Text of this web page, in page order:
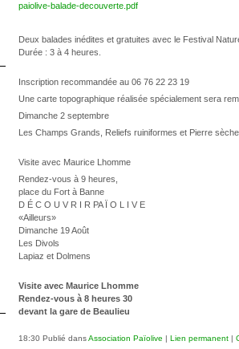
paiolive-balade-decouverte.pdf
Deux balades inédites et gratuites avec le Festival
Durée : 3 à 4 heures.
Inscription recommandée au 06 76 22 23 19
Une carte topographique réalisée spécialement sera
Dimanche 2 septembre
Les Champs Grands, Reliefs ruiniformes et Pierre sèche
Visite avec Maurice Lhomme
Rendez-vous à 9 heures,
place du Fort à Banne
D É C O U V R I R PA Ï O L I V E
«Ailleurs»
Dimanche 19 Août
Les Divols
Lapiaz et Dolmens
Visite avec Maurice Lhomme
Rendez-vous à 8 heures 30
devant la gare de Beaulieu
18:30 Publié dansAssociation Païolive | Lien permanent |